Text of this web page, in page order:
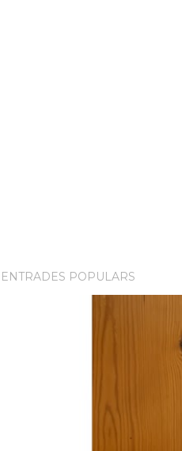
ENTRADES POPULARS